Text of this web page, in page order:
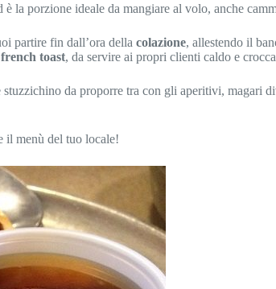
la porzione ideale da mangiare al volo, anche
partire fin dall’ora della colazione, allestendo il
french toast, da servire ai propri clienti caldo e
da proporre tra con gli aperitivi, magari
il menù del tuo locale!